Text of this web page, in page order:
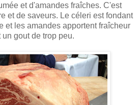
et d'amandes fraîches. C'est
et de saveurs. Le céleri est fondant
et les amandes apportent fraîcheur
gout de trop peu.